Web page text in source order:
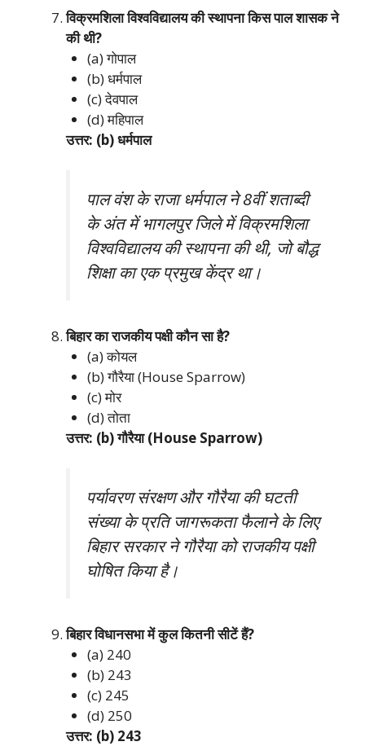
विक्रमशिला विश्वविद्यालय की स्थापना किस पाल शासक ने
की थी?
(a) गोपाल
(b) धर्मपाल
(c) देवपाल
(d) महिपाल
उत्तर: (b) धर्मपाल
पाल वंश के राजा धर्मपाल ने 8वीं शताब्दी
के अंत में भागलपुर जिले में विक्रमशिला
विश्वविद्यालय की स्थापना की थी, जो बौद्ध
शिक्षा का एक प्रमुख केंद्र था।
बिहार का राजकीय पक्षी कौन सा है?
(a) कोयल
(b) गौरैया (House Sparrow)
(c) मोर
(d) तोता
उत्तर: (b) गौरैया (House Sparrow)
पर्यावरण संरक्षण और गौरैया की घटती
संख्या के प्रति जागरूकता फैलाने के लिए
बिहार सरकार ने गौरैया को राजकीय पक्षी
घोषित किया है।
बिहार विधानसभा में कुल कितनी सीटें हैं?
(a) 240
(b) 243
(c) 245
(d) 250
उत्तर: (b) 243